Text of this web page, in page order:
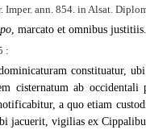
ann. 854. in Alsat.
, marcato et omnibus justitiis.
:
constituatur,
cisternatum ab
a quo etiam
jacuerit, vigilias ex